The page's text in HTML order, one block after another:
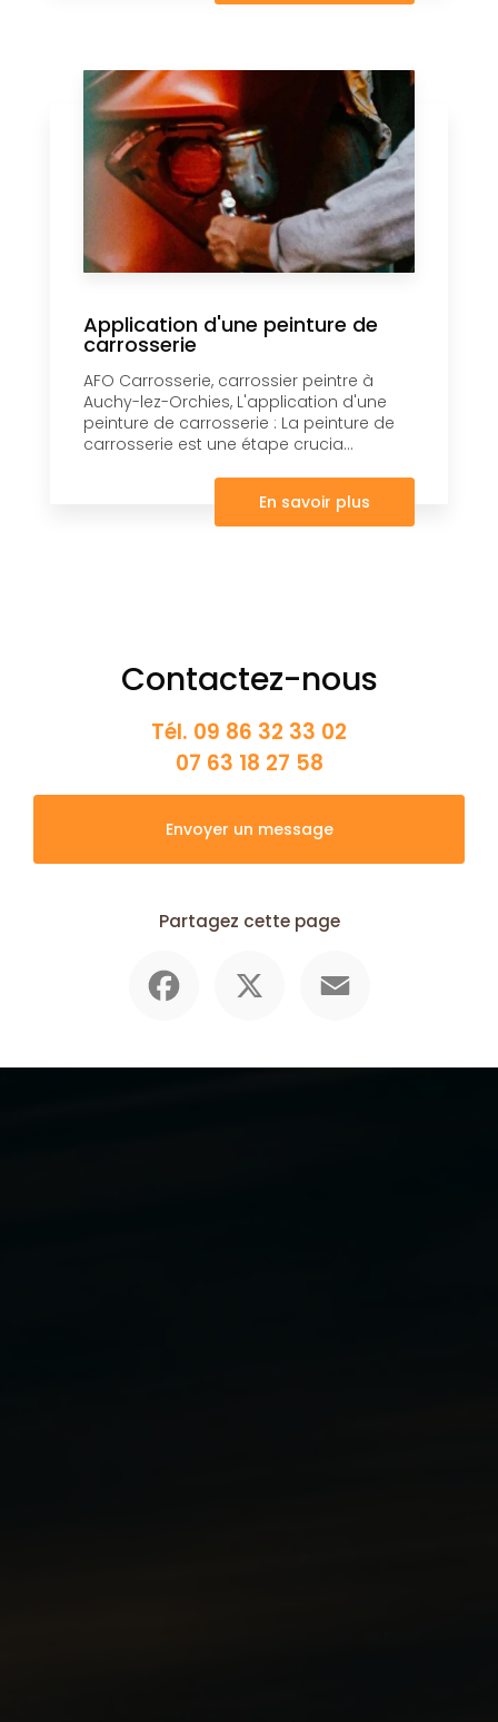
Application d'une peinture de
carrosserie
AFO Carrosserie, carrossier peintre à
Auchy-lez-Orchies, L'application d'une
peinture de carrosserie : La peinture de
carrosserie est une étape crucia...
En savoir plus
Contactez-nous
Tél. 09 86 32 33 02
07 63 18 27 58
Envoyer un message
Partagez cette page